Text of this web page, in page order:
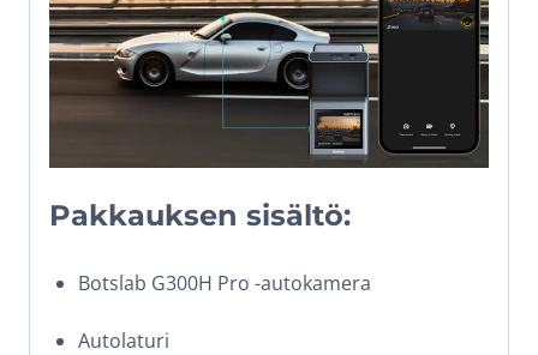
Pakkauksen sisältö:
Botslab G300H Pro -autokamera
Autolaturi